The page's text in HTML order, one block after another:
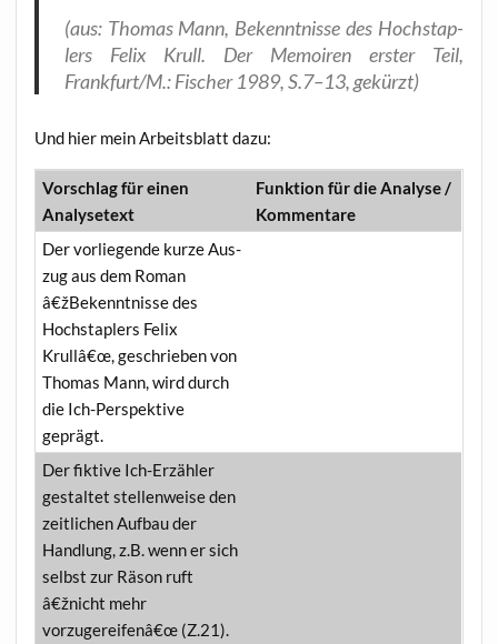
(aus: Tho­mas Mann, Bekennt­nis­se des Hoch­stap­
lers Felix Krull. Der Memoi­ren ers­ter Teil,
Frankfurt/M.: Fischer 1989, S.7–13, gekürzt)
Und hier mein Arbeits­blatt dazu:
Vor­schlag für einen
Analysetext
Funk­ti­on für die Ana­ly­se /
Kommentare
Der vor­lie­gen­de kur­ze Aus­
zug aus dem Roman
â€žBekenntnisse des
Hoch­stap­lers Felix
Krullâ€œ, geschrie­ben von
Tho­mas Mann, wird durch
die Ich-Per­spek­ti­ve
geprägt.
Der fik­ti­ve Ich-Erzäh­ler
gestal­tet stel­len­wei­se den
zeit­li­chen Auf­bau der
Hand­lung, z.B. wenn er sich
selbst zur Räson ruft
â€žnicht mehr
vorzugereifenâ€œ (Z.21).